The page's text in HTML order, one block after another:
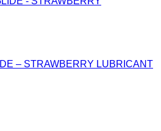
– STRAWBERRY LUBRICANT